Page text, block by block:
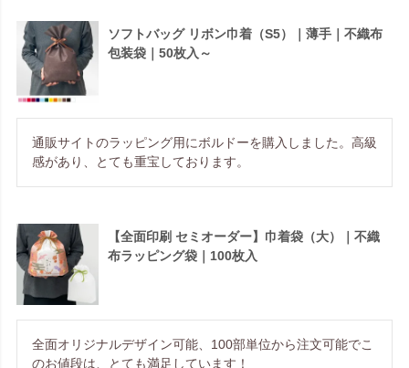
ソフトバッグ リボン巾着（S5）｜薄手｜不織布
包装袋｜50枚入～
通販サイトのラッピング用にボルドーを購入しました。高級
感があり、とても重宝しております。
【全面印刷 セミオーダー】巾着袋（大）｜不織
布ラッピング袋｜100枚入
全面オリジナルデザイン可能、100部単位から注文可能でこ
のお値段は、とても満足しています！